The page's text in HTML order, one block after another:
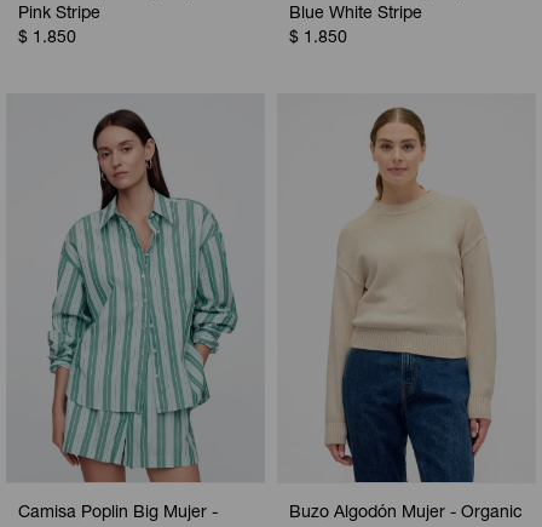
Pink Stripe
$ 1.850
Blue White Stripe
$ 1.850
Camisa Poplin Big Mujer -
Buzo Algodón Mujer - Organic